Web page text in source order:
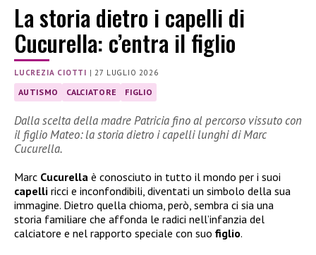
La storia dietro i capelli di
Cucurella: c’entra il figlio
LUCREZIA CIOTTI |27 LUGLIO 2026
AUTISMO CALCIATORE FIGLIO
Dalla scelta della madre Patricia fino al percorso vissuto con
il figlio Mateo: la storia dietro i capelli lunghi di Marc
Cucurella.
Marc Cucurella è conosciuto in tutto il mondo per i suoi
capelli ricci e inconfondibili, diventati un simbolo della sua
immagine. Dietro quella chioma, però, sembra ci sia una
storia familiare che affonda le radici nell’infanzia del
calciatore e nel rapporto speciale con suo figlio.